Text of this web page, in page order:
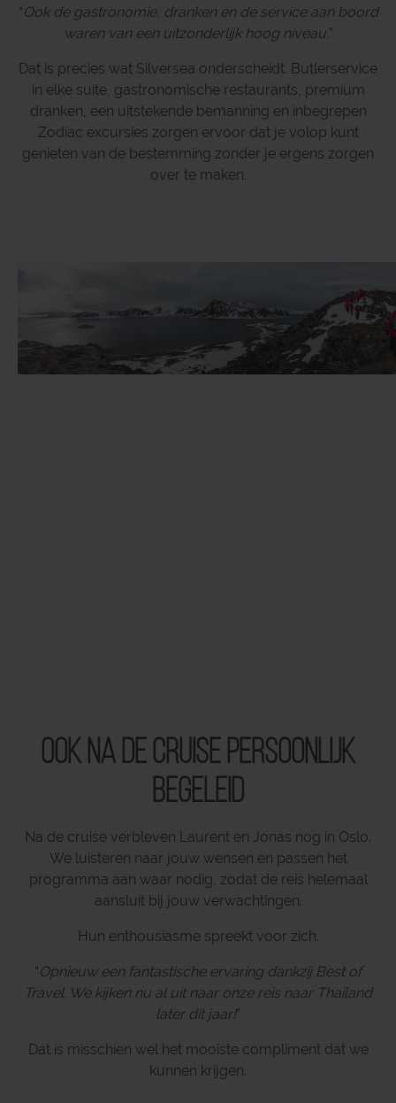
“Ook de gastronomie, dranken en de service aan boord
waren van een uitzonderlijk hoog niveau.”
Dat is precies wat Silversea onderscheidt. Butlerservice
in elke suite, gastronomische restaurants, premium
dranken, een uitstekende bemanning en inbegrepen
Zodiac excursies zorgen ervoor dat je volop kunt
genieten van de bestemming zonder je ergens zorgen
over te maken.
Ook na de cruise persoonlijk
begeleid
Na de cruise verbleven Laurent en Jonas nog in Oslo.
We luisteren naar jouw wensen en passen het
programma aan waar nodig, zodat de reis helemaal
aansluit bij jouw verwachtingen.
Hun enthousiasme spreekt voor zich.
“Opnieuw een fantastische ervaring dankzij Best of
Travel. We kijken nu al uit naar onze reis naar Thailand
later dit jaar!”
Dat is misschien wel het mooiste compliment dat we
kunnen krijgen.